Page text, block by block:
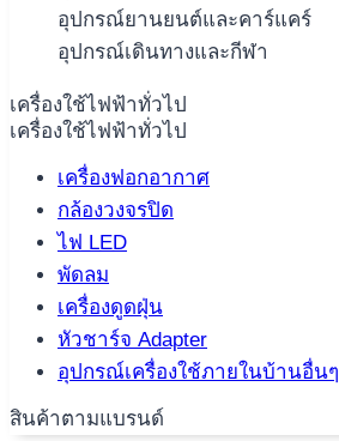
อุปกรณ์ยานยนต์และคาร์แคร์
อุปกรณ์เดินทางและกีฬา
เครื่องใช้ไฟฟ้าทั่วไป
เครื่องใช้ไฟฟ้าทั่วไป
เครื่องฟอกอากาศ
กล้องวงจรปิด
ไฟ LED
พัดลม
เครื่องดูดฝุ่น
หัวชาร์จ Adapter
อุปกรณ์เครื่องใช้ภายในบ้านอื่นๆ
สินค้าตามแบรนด์